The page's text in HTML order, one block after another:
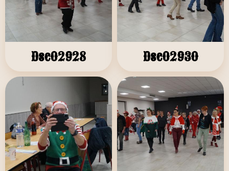
Dsc02928 Dsc02930